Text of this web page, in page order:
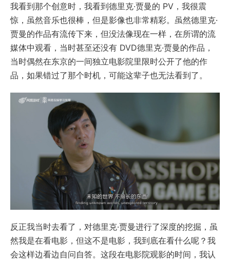
我看到那个创意时，我看到德里克·贾曼的 PV，我很震
惊，虽然音乐也很棒，但是影像也非常精彩。虽然德里克·
贾曼的作品有流传下来，但没法像现在一样，在所谓的流
媒体中观看，当时甚至还没有 DVD德里克·贾曼的作品，
当时偶然在东京的一间独立电影院里限时公开了他的作
品，如果错过了那个时机，可能这辈子也无法看到了。
反正我当时去看了，对德里克·贾曼进行了深度的挖掘，虽
然我是在看电影，但这不是电影，我到底在看什么呢？我
会这样边看边自问自答。这段在电影院观影的时间，我认